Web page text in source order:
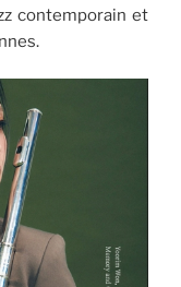
contemporain et